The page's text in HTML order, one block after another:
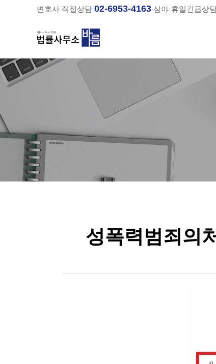
변호사 직접상담 02-6953-4163 심야·휴일긴급상
하위분류
성폭력범죄의